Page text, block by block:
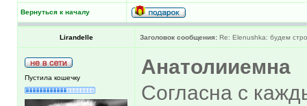
Вернуться к началу
Lirandelle Заголовок сообщения: Re: Elenushka: будем
Пустила кошечку
Анатолииемна
Согласна с